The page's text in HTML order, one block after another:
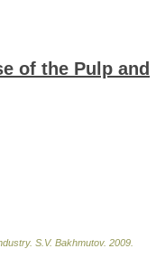
of the Pulp and
. S.V. Bakhmutov. 2009